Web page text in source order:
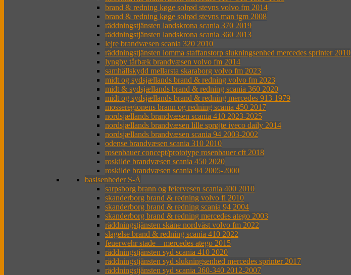
brand & redning køge solrød stevns volvo fm 2014
brand & redning køge solrød stevns man tgm 2008
räddningstjänsten landskrona scania 370 2019
räddningstjänsten landskrona scania 360 2013
lejre brandvæsen scania 320 2010
räddningstjänsten lomma staffanstorp slukningsenhed mercedes sprinter 2010
lyngby tårbæk brandvæsen volvo fm 2014
samhällskydd mellarsta skaraborg volvo fm 2023
midt og sydsjællands brand & redning volvo fm 2023
midt & sydsjællands brand & redning scania 360 2020
midt og sydsjællands brand & redning mercedes 913 1979
mosseregionens brann og redning scania 450 2017
nordsjællands brandvæsen scania 410 2023-2025
nordsjællands brandvæsen lille sprøjte iveco daily 2014
nordsjællands brandvæsen scania 94 2003-2002
odense brandvæsen scania 310 2010
rosenbauer concept/prototype rosenbauer cft 2018
roskilde brandvæsen scania 450 2020
roskilde brandvæsen scania 94 2005-2000
basisenheder S-Å
sarpsborg brann og feiervesen scania 400 2010
skanderborg brand & redning volvo fl 2010
skanderborg brand & redning scania 94 2004
skanderborg brand & redning mercedes atego 2003
räddningstjänsten skåne nordväst volvo fm 2022
slagelse brand & redning scania 410 2022
feuerwehr stade – mercedes atego 2015
räddningstjänsten syd scania 410 2020
räddningstjänsten syd slukningsenhed mercedes sprinter 2017
räddningstjänsten syd scania 360-340 2012-2007